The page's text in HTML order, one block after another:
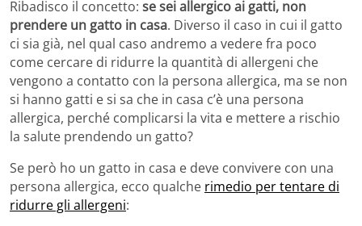
Ribadisco il concetto: se sei allergico ai gatti, non
prendere un gatto in casa. Diverso il caso in cui il gatto
ci sia già, nel qual caso andremo a vedere fra poco
come cercare di ridurre la quantità di allergeni che
vengono a contatto con la persona allergica, ma se non
si hanno gatti e si sa che in casa c’è una persona
allergica, perché complicarsi la vita e mettere a rischio
la salute prendendo un gatto?
Se però ho un gatto in casa e deve convivere con una
persona allergica, ecco qualche rimedio per tentare di
ridurre gli allergeni: